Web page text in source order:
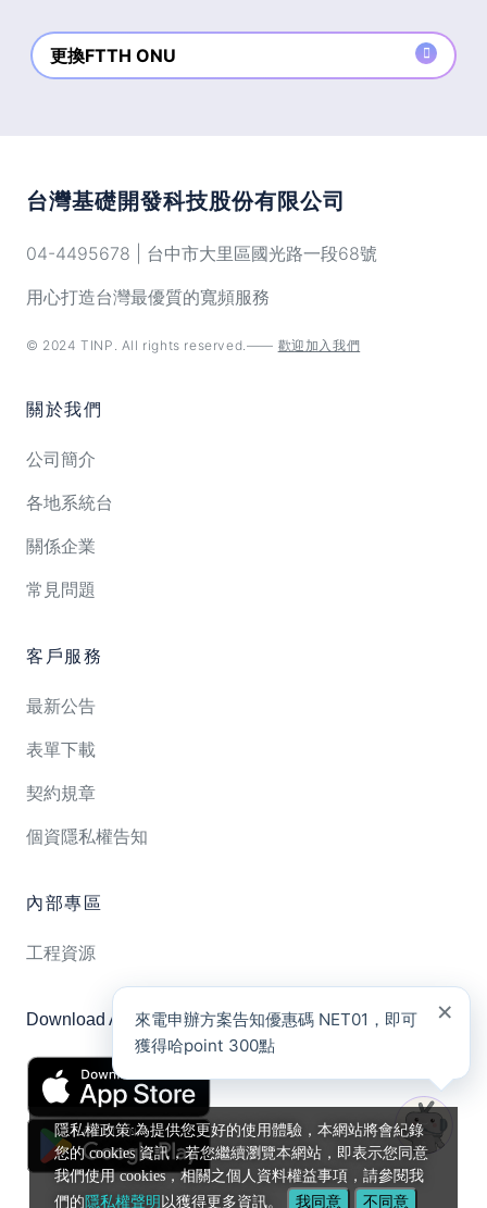
更換FTTH ONU
台灣基礎開發科技股份有限公司
04-4495678 | 台中市大里區國光路一段68號
用心打造台灣最優質的寬頻服務
© 2024 TINP. All rights reserved.—— 歡迎加入我們
關於我們
公司簡介
各地系統台
關係企業
常見問題
客戶服務
最新公告
表單下載
契約規章
個資隱私權告知
內部專區
工程資源
Download App ×
來電申辦方案告知優惠碼 NET01，即可
獲得哈point 300點
隱私權政策:為提供您更好的使用體驗，本網站將會紀錄
您的 cookies 資訊，若您繼續瀏覽本網站，即表示您同意
我們使用 cookies，相關之個人資料權益事項，請參閱我
們的隱私權聲明 以獲得更多資訊。 我同意 不同意